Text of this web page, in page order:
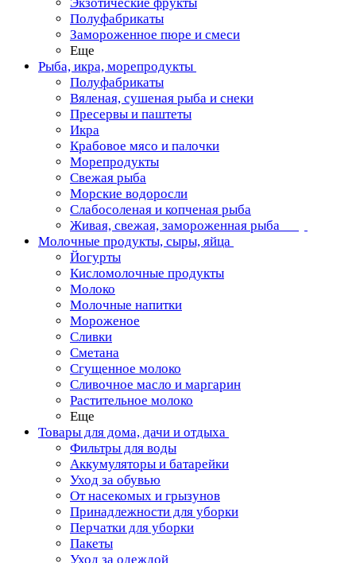
Полуфабрикаты
Замороженное пюре и смеси
Еще
Рыба, икра, морепродукты
Полуфабрикаты
Вяленая, сушеная рыба и снеки
Пресервы и паштеты
Икра
Крабовое мясо и палочки
Морепродукты
Свежая рыба
Морские водоросли
Слабосоленая и копченая рыба
Живая, свежая, замороженная рыба
Молочные продукты, сыры, яйца
Йогурты
Кисломолочные продукты
Молоко
Молочные напитки
Мороженое
Сливки
Сметана
Сгущенное молоко
Сливочное масло и маргарин
Растительное молоко
Еще
Товары для дома, дачи и отдыха
Фильтры для воды
Аккумуляторы и батарейки
Уход за обувью
От насекомых и грызунов
Принадлежности для уборки
Перчатки для уборки
Пакеты
Уход за одеждой